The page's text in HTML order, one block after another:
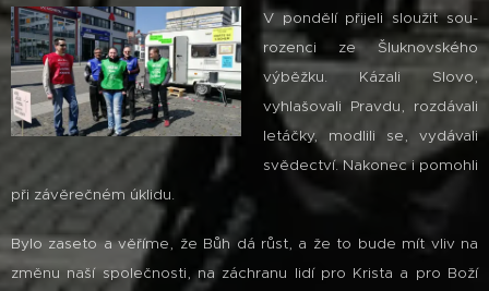
V pondělí přijeli sloužit sou-
rozenci ze Šluknovského
výběžku. Kázali Slovo,
vyhlašovali Pravdu, rozdávali
letáčky, modlili se, vydávali
svědectví. Nakonec i pomohli
při závěrečném úklidu.
Bylo zaseto a věříme, že Bůh dá růst, a že to bude mít vliv na
změnu naší společnosti, na záchranu lidí pro Krista a pro Boží